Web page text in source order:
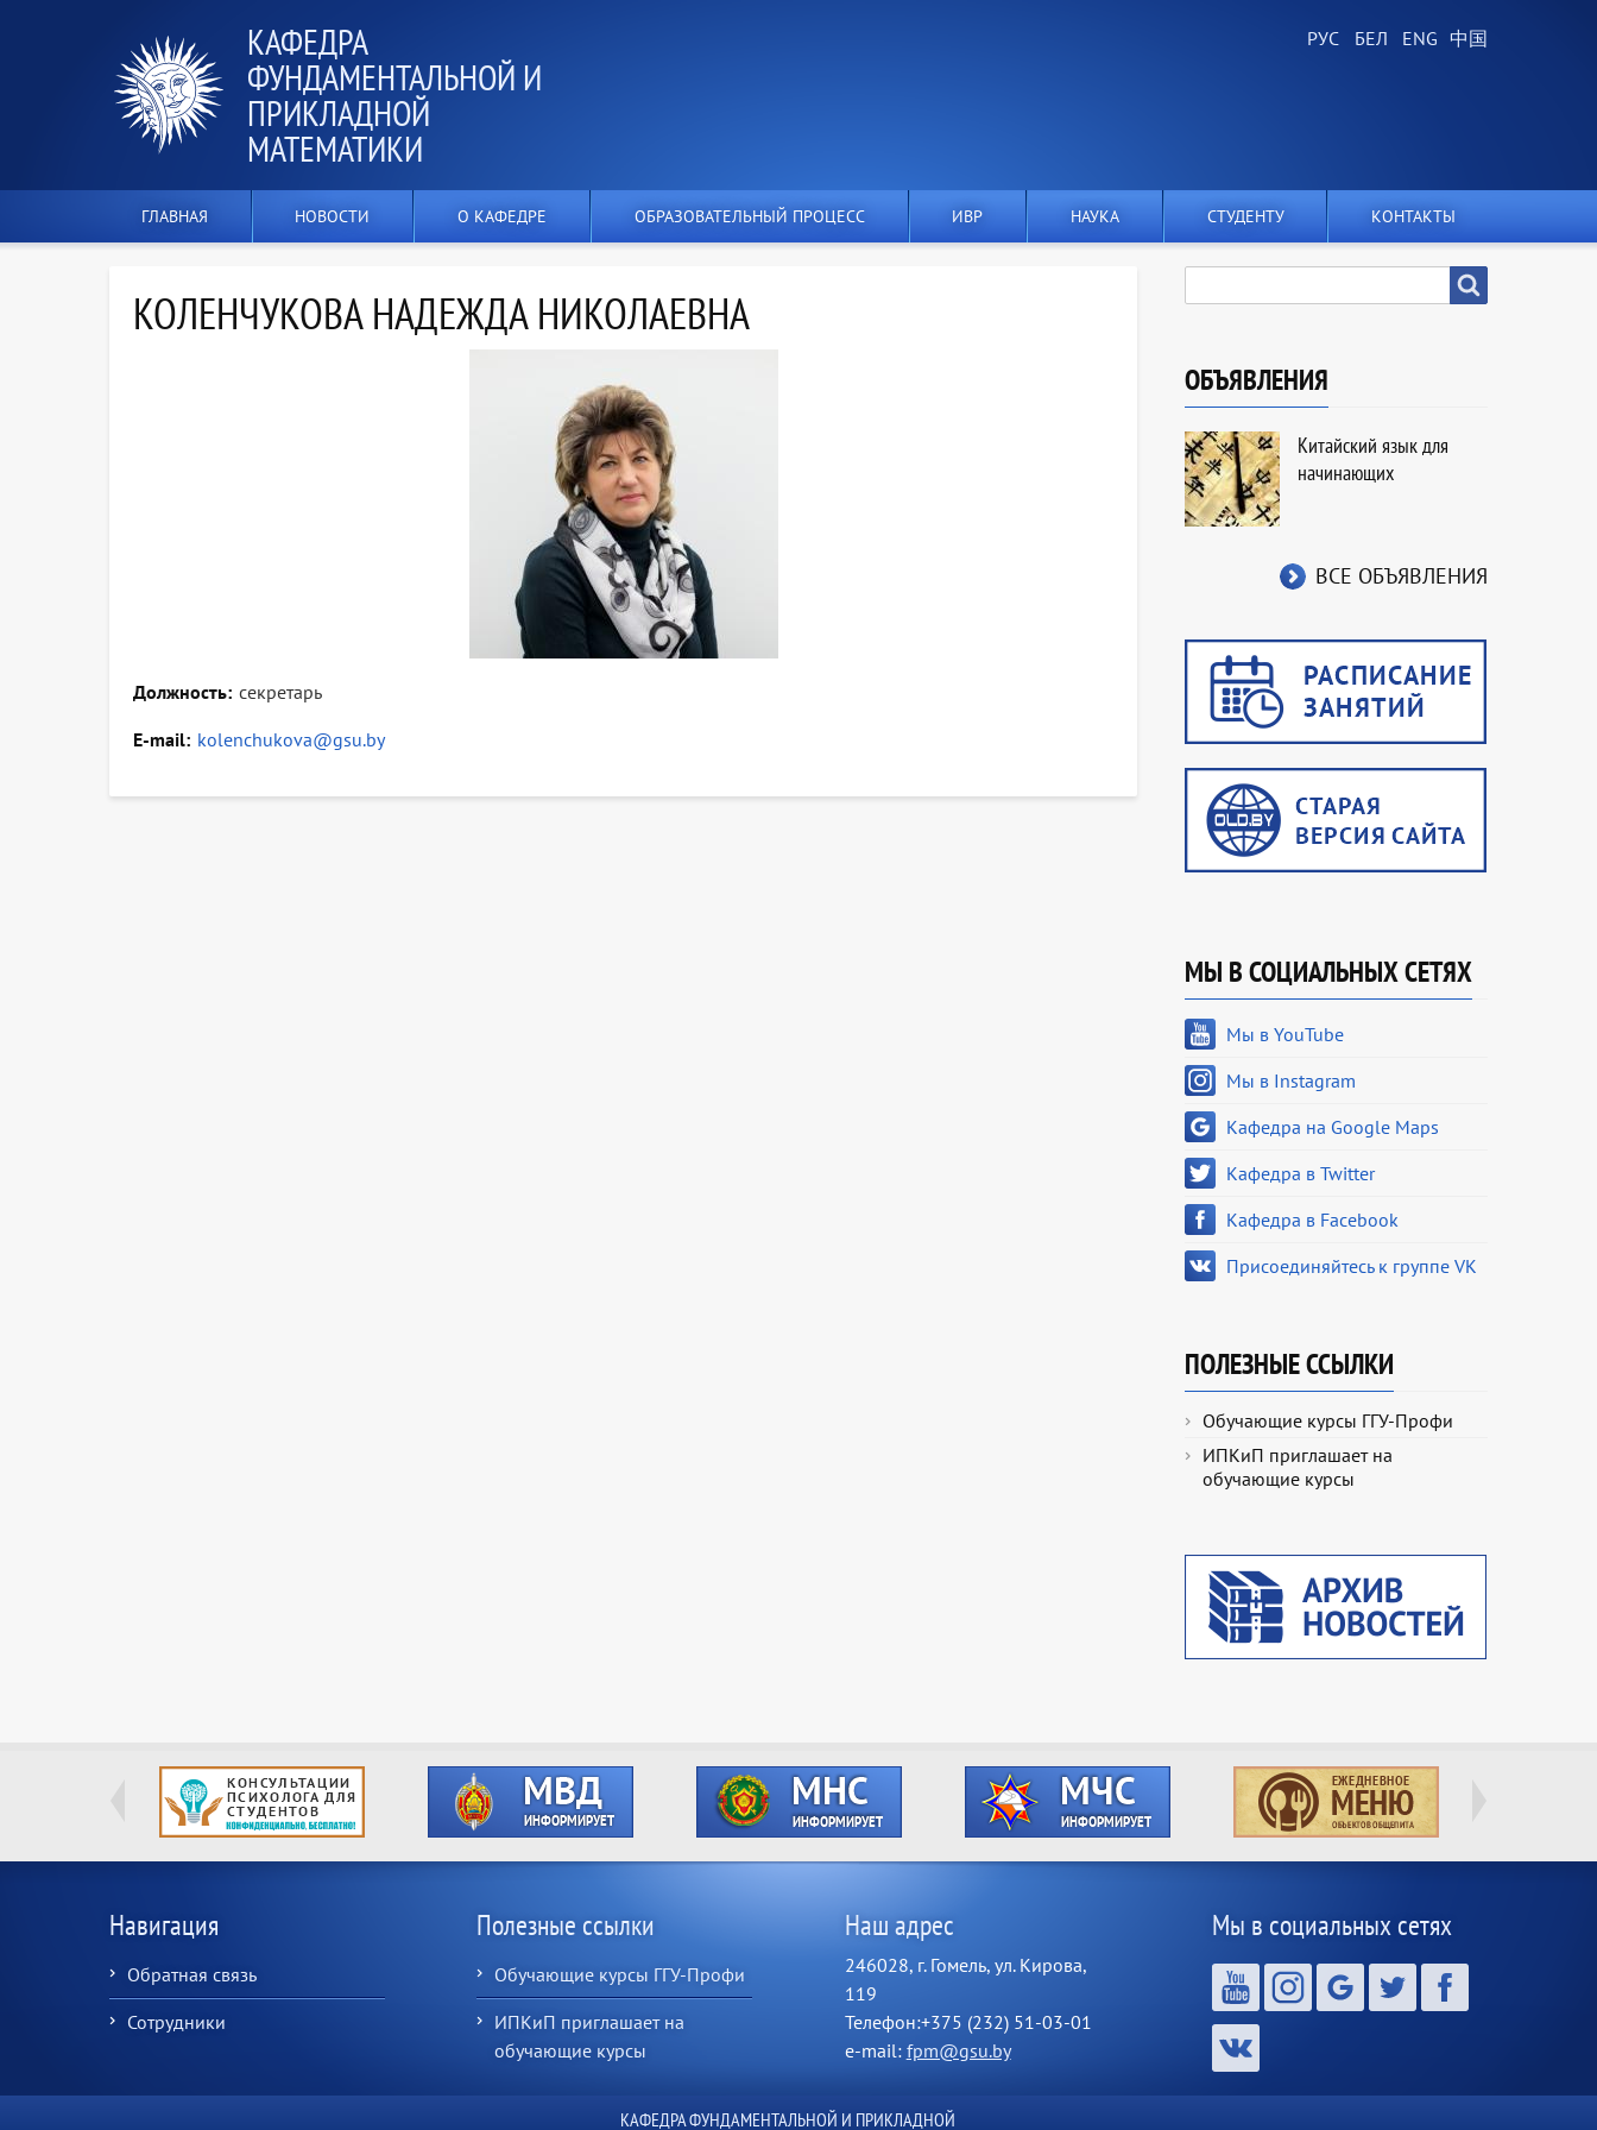
КАФЕДРА
ФУНДАМЕНТАЛЬНОЙ И
ПРИКЛАДНОЙ
МАТЕМАТИКИ
ГЛАВНАЯ НОВОСТИ О КАФЕДРЕ ОБРАЗОВАТЕЛЬНЫЙ ПРОЦЕСС ИВР НАУКА СТУДЕНТУ КОНТАКТЫ
КОЛЕНЧУКОВА НАДЕЖДА НИКОЛАЕВНА
Должность секретарь
E-mail kolenchukova@gsu.by
ОБЪЯВЛЕНИЯ
Китайский язык для
начинающих
ВСЕ ОБЪЯВЛЕНИЯ
МЫ В СОЦИАЛЬНЫХ СЕТЯХ
Мы в YouTube
Мы в Instagram
Кафедра на Google Maps
Кафедра в Twitter
Кафедра в Facebook
Присоединяйтесь к группе VK
ПОЛЕЗНЫЕ ССЫЛКИ
Обучающие курсы ГГУ-Профи
ИПКиП приглашает на
обучающие курсы
Навигация
Обратная связь
Сотрудники
Полезные ссылки
Обучающие курсы ГГУ-Профи
ИПКиП приглашает на
обучающие курсы
Наш адрес
246028, г. Гомель, ул. Кирова,
119
Телефон:+375 (232) 51-03-01
e-mail: fpm@gsu.by
Мы в социальных сетях
КАФЕДРА ФУНДАМЕНТАЛЬНОЙ И ПРИКЛАДНОЙ